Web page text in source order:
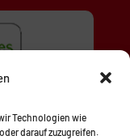
Technologien wie
darauf zuzugreifen.